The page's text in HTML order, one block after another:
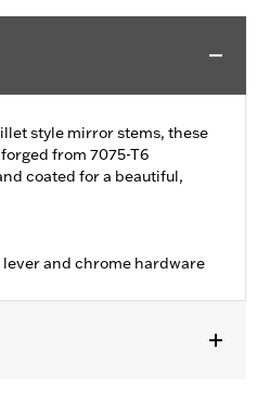
style mirror stems, these
from 7075-T6
coated for a beautiful,
and chrome hardware